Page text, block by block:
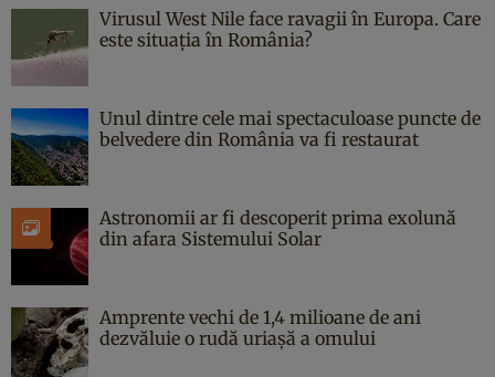
Virusul West Nile face ravagii în Europa. Care
este situația în România?
Unul dintre cele mai spectaculoase puncte de
belvedere din România va fi restaurat
Astronomii ar fi descoperit prima exolună
din afara Sistemului Solar
Amprente vechi de 1,4 milioane de ani
dezvăluie o rudă uriașă a omului